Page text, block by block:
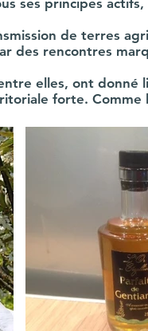
ses principes
de terres
des rencontres
elles, ont
forte. Comme